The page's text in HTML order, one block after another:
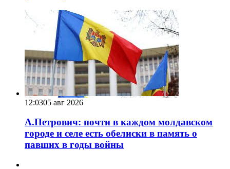
12:0305 авг 2026
А.Петрович: почти в каждом молдавском
городе и селе есть обелиски в память о
павших в годы войны